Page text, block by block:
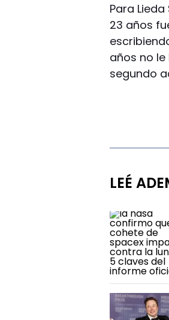
Para
23 años
años no
segundo
LEÉ